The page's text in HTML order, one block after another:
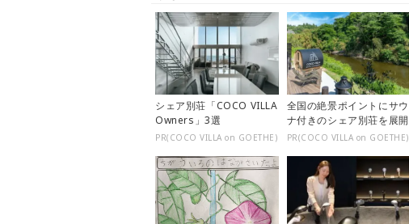
シェア別荘「COCO VILLA
Owners」3選
PR(COCO VILLA on GOETHE)
全国の絶景ポイントにサウ
ナ付きのシェア別荘を展開
PR(COCO VILLA on GOETHE)